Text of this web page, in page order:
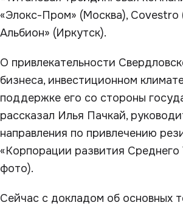
«Элокс-Пром» (Москва),
Альбион» (Иркутск).
О привлекательности
бизнеса, инвестиционном
поддержке его со стороны
рассказал Илья Пачкай,
направления по привлечению
«Корпорации развития Среднего
фото).
Сейчас с докладом об основных